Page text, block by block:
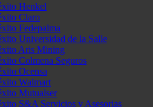
Henkel
Claro
Fedepalma
Universidad de la Salle
Aris Mining
Colmena Seguros
Ocensa
Walmart
Mutualser
S&A Servicios y Asesorias